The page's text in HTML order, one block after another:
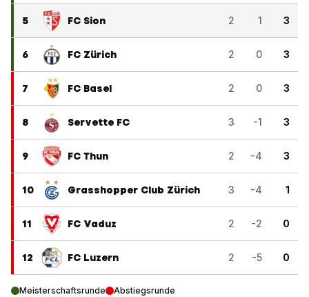
5 FC Sion 2 1 3
6 FC Zürich 2 0 3
7 FC Basel 2 0 3
8 Servette FC 3 -1 3
9 FC Thun 2 -4 3
10 Grasshopper Club Zürich 3 -4 1
11 FC Vaduz 2 -2 0
12 FC Luzern 2 -5 0
Meisterschaftsrunde Abstiegsrunde